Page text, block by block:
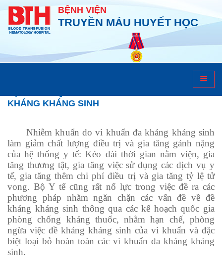
BỆNH VIỆN
TRUYỀN MÁU HUYẾT HỌC
Cập nhật kỹ thuật
KHÁNG KHÁNG SINH
Nhiễm khuẩn do vi khuẩn đa kháng kháng sinh
làm giảm chất lượng điều trị và gia tăng gánh nặng
của hệ thống y tế: Kéo dài thời gian nằm viện, gia
tăng thương tật, gia tăng việc sử dụng các dịch vụ y
tế, gia tăng thêm chi phí điều trị và gia tăng tỷ lệ tử
vong. Bộ Y tế cũng rất nổ lực trong việc đề ra các
phương pháp nhằm ngăn chặn các vấn đề về đề
kháng kháng sinh thông qua các kế hoạch quốc gia
phòng chống kháng thuốc, nhằm hạn chế, phòng
ngừa việc đề kháng kháng sinh của vi khuẩn và đặc
biệt loại bỏ hoàn toàn các vi khuẩn đa kháng kháng
sinh.